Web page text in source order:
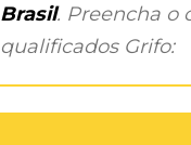
Brasil. Preencha o
qualificados Grifo: